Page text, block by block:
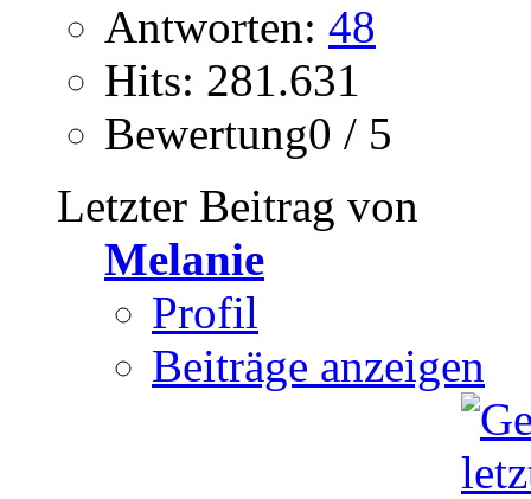
Antworten: 48
Hits: 281.631
Bewertung0 / 5
Letzter Beitrag von
Melanie
Profil
Beiträge anzeigen